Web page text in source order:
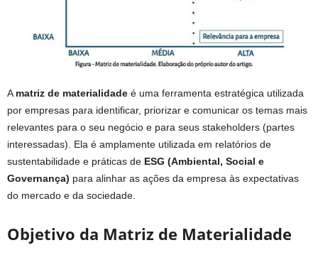
A matriz de materialidade é uma ferramenta estratégica utilizada
por empresas para identificar, priorizar e comunicar os temas mais
relevantes para o seu negócio e para seus stakeholders (partes
interessadas). Ela é amplamente utilizada em relatórios de
sustentabilidade e práticas de ESG (Ambiental, Social e
Governança) para alinhar as ações da empresa às expectativas
do mercado e da sociedade.
Objetivo da Matriz de Materialidade